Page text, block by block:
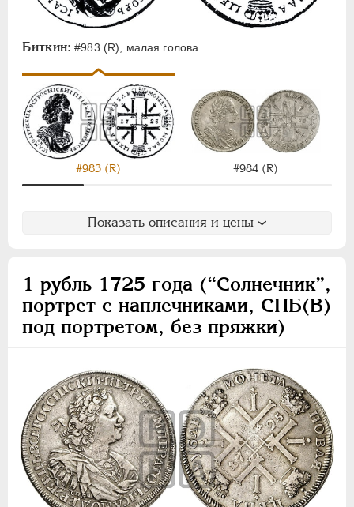
Биткин: #983 (R), малая голова
#983 (R) #984 (R)
Показать описания и цены
1 рубль 1725 года (“Солнечник”,
портрет с наплечниками, СПБ(В)
под портретом, без пряжки)